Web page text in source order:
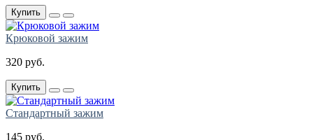
Купить
Крюковой зажим
320 руб.
Купить
Стандартный зажим
145 руб.